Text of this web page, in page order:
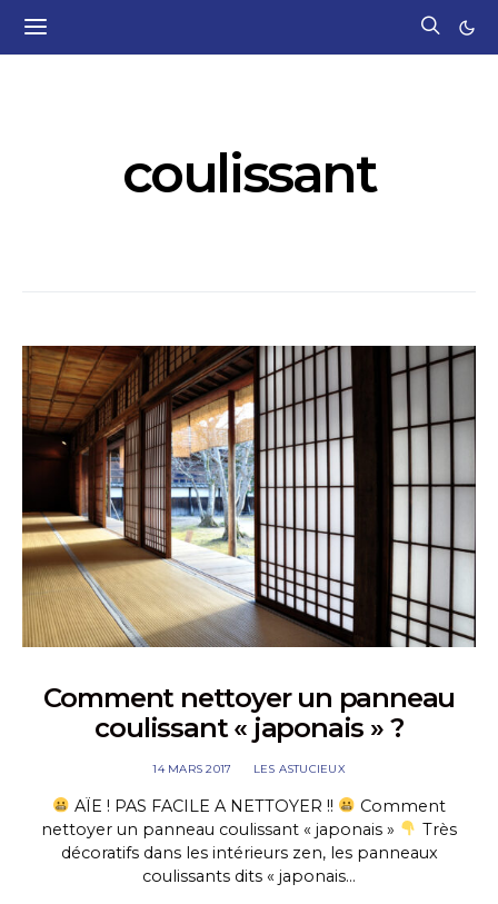
coulissant
Comment nettoyer un panneau
coulissant « japonais » ?
14 MARS 2017 LES ASTUCIEUX
AÏE ! PAS FACILE A NETTOYER !!
Comment
nettoyer un panneau coulissant « japonais »
Très
décoratifs dans les intérieurs zen, les panneaux
coulissants dits « japonais…